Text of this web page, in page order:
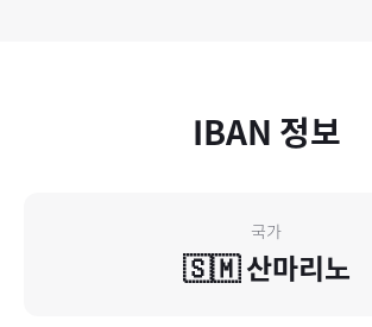
IBAN 정보
국가
🇸🇲 산마리노